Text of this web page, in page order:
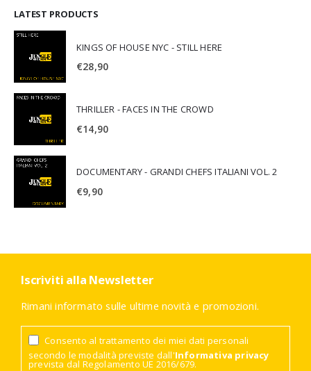
LATEST PRODUCTS
KINGS OF HOUSE NYC - STILL HERE
€28,90
THRILLER - FACES IN THE CROWD
€14,90
DOCUMENTARY - GRANDI CHEFS ITALIANI VOL. 2
€9,90
Iscriviti alla Newsletter
Rimani informato sulle ultime novità e promozioni.
Consento al trattamento dei miei dati personali
secondo le modalità previste dall'Informativa privacy
prevista dal Regolamento UE 2016/679.